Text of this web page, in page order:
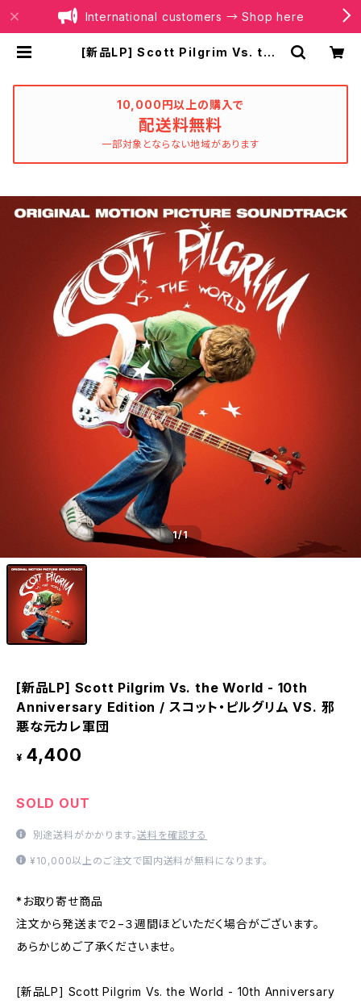
International customers → Shop here
[新品LP] Scott Pilgrim Vs. the
な元カレ軍団 | BOILER RECORDS
®
10,000円以上の購入で
配送料無料
一部対象とならない地域があります
1/1
[新品LP] Scott Pilgrim Vs. the World - 10th
Anniversary Edition / スコット・ピルグリム VS. 邪
悪な元カレ軍団
¥ 4,400
SOLD OUT
別途送料がかかります。送料を確認する
¥10,000以上のご注文で国内送料が無料になります。
*お取り寄せ商品
注文から発送まで２−３週間ほどいただく場合がございます。
あらかじめご了承くださいませ。
[新品LP] Scott Pilgrim Vs. the World - 10th Anniversary